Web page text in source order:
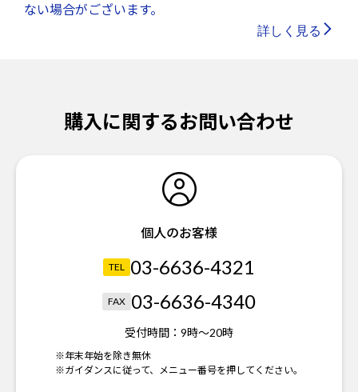
ない場合がございます。
詳しく見る
購入に関するお問い合わせ
個人のお客様
TEL 03-6636-4321
FAX 03-6636-4340
受付時間： 9時～20時
※年末年始を除き無休
※ガイダンスに従って、メニュー番号を押してください。